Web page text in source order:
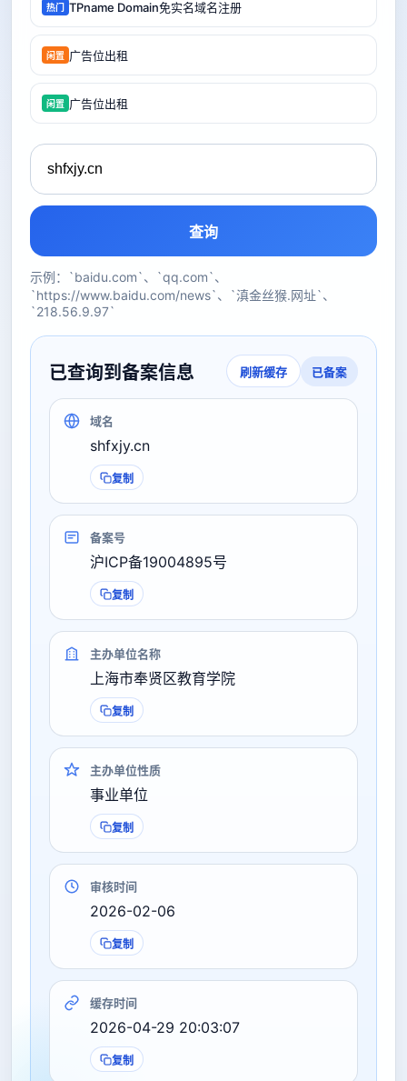
热门 TPname Domain免实名域名注册
闲置 广告位出租
闲置 广告位出租
查询
示例：`baidu.com`、`qq.com`、
`https://www.baidu.com/news`、`滇金丝猴.网址`、
`218.56.9.97`
已查询到备案信息 刷新缓存 已备案
域名
shfxjy.cn
复制
备案号
沪ICP备19004895号
复制
主办单位名称
上海市奉贤区教育学院
复制
主办单位性质
事业单位
复制
审核时间
2026-02-06
复制
缓存时间
2026-04-29 20:03:07
复制